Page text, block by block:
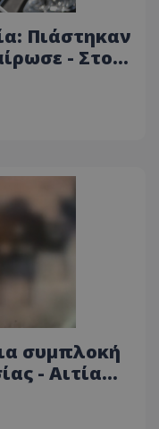
Πιάστηκαν
- Στο
συμπλοκή
- Αιτία
πέντε